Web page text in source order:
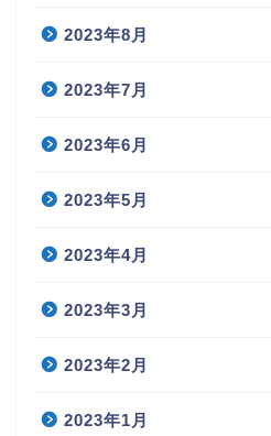
2023年8月
2023年7月
2023年6月
2023年5月
2023年4月
2023年3月
2023年2月
2023年1月